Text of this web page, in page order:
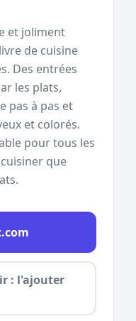
et joliment
de cuisine
Des entrées
les plats,
pas à pas et
et colorés.
pour tous les
que
: l'ajouter